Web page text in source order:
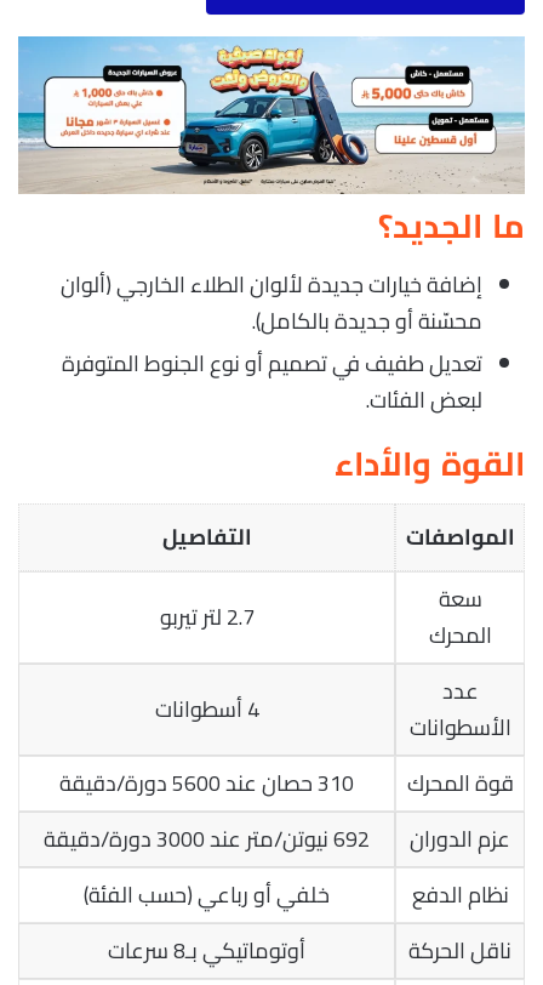
ما الجديد؟
إضافة خيارات جديدة لألوان الطلاء الخارجي (ألوان
محسّنة أو جديدة بالكامل).
تعديل طفيف في تصميم أو نوع الجنوط المتوفرة
لبعض الفئات.
القوة والأداء
المواصفات التفاصيل
سعة
المحرك
2.7 لتر تيربو
عدد
الأسطوانات
4 أسطوانات
قوة المحرك
310 حصان عند 5600 دورة/دقيقة
عزم الدوران
692 نيوتن/متر عند 3000 دورة/دقيقة
نظام الدفع
خلفي أو رباعي (حسب الفئة)
ناقل الحركة
أوتوماتيكي بـ8 سرعات